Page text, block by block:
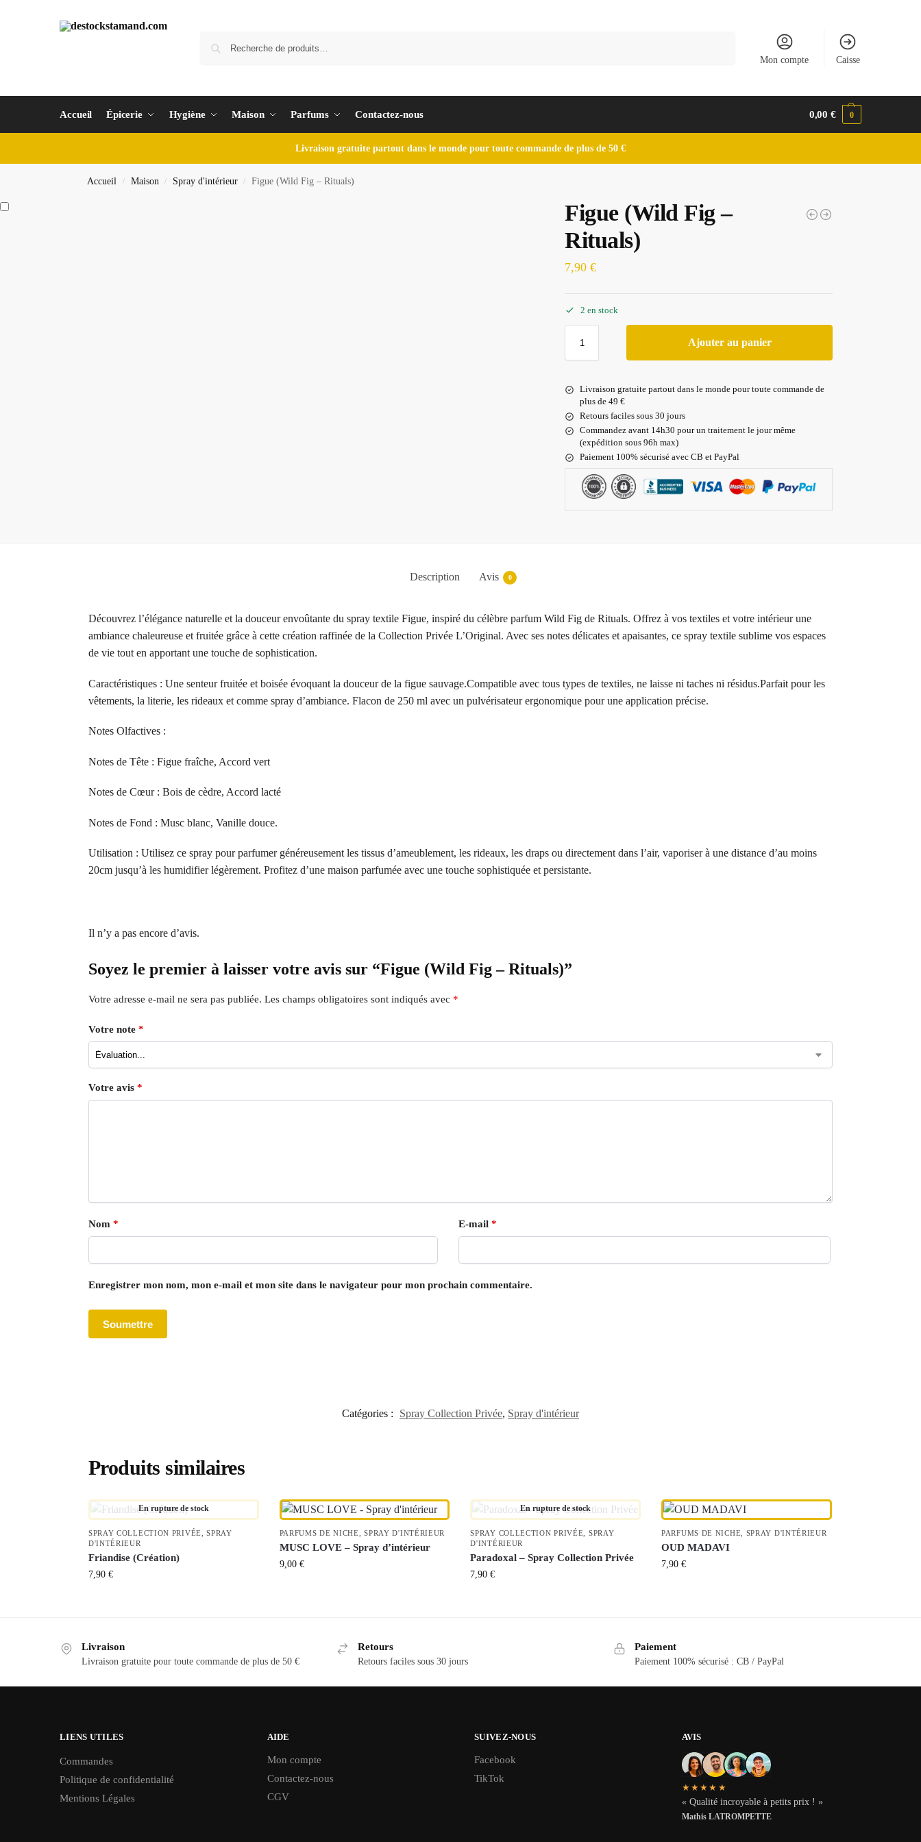
Mon compte Caisse
Accueil Épicerie Hygiène Maison Parfums Contactez-nous 0,00€ 0
Livraison gratuite partout dans le monde pour toute commande de plus de 50 €
Accueil / Maison / Spray d'intérieur / Figue (Wild Fig – Rituals)
Figue (Wild Fig –
Rituals)
7,90€
2 en stock
Ajouter au panier
Livraison gratuite partout dans le monde pour toute commande de
plus de 49 €
Retours faciles sous 30 jours
Commandez avant 14h30 pour un traitement le jour même
(expédition sous 96h max)
Paiement 100% sécurisé avec CB et PayPal
Description Avis 0
Découvrez l’élégance naturelle et la douceur envoûtante du spray textile Figue, inspiré du célèbre parfum Wild Fig de Rituals. Offrez à vos textiles et votre intérieur une
ambiance chaleureuse et fruitée grâce à cette création raffinée de la Collection Privée L’Original. Avec ses notes délicates et apaisantes, ce spray textile sublime vos espaces
de vie tout en apportant une touche de sophistication.
Caractéristiques : Une senteur fruitée et boisée évoquant la douceur de la figue sauvage.Compatible avec tous types de textiles, ne laisse ni taches ni résidus.Parfait pour les
vêtements, la literie, les rideaux et comme spray d’ambiance. Flacon de 250 ml avec un pulvérisateur ergonomique pour une application précise.
Notes Olfactives :
Notes de Tête : Figue fraîche, Accord vert
Notes de Cœur : Bois de cèdre, Accord lacté
Notes de Fond : Musc blanc, Vanille douce.
Utilisation : Utilisez ce spray pour parfumer généreusement les tissus d’ameublement, les rideaux, les draps ou directement dans l’air, vaporiser à une distance d’au moins
20cm jusqu’à les humidifier légèrement. Profitez d’une maison parfumée avec une touche sophistiquée et persistante.
Il n’y a pas encore d’avis.
Soyez le premier à laisser votre avis sur “Figue (Wild Fig – Rituals)”
Votre adresse e-mail ne sera pas publiée. Les champs obligatoires sont indiqués avec *
Votre note *
Votre avis *
Nom * E-mail *
Enregistrer mon nom, mon e-mail et mon site dans le navigateur pour mon prochain commentaire.
Catégories : Spray Collection Privée, Spray d'intérieur
Produits similaires
En rupture de stock
SPRAY COLLECTION PRIVÉE ,SPRAY
D'INTÉRIEUR
Friandise (Création)
7,90 €
PARFUMS DE NICHE ,SPRAY D'INTÉRIEUR
MUSC LOVE – Spray d’intérieur
9,00 €
En rupture de stock
SPRAY COLLECTION PRIVÉE
SPRAY
D'INTÉRIEUR
Paradoxal – Spray Collection Privée
7,90€
PARFUMS DE NICHE SPRAY D'INTÉRIEUR
OUD MADAVI
7,90€
Livraison
Livraison gratuite pour toute commande de plus de 50 €
Retours
Retours faciles sous 30 jours
Paiement
Paiement 100% sécurisé : CB / PayPal
LIENS UTILES
Commandes
Politique de confidentialité
Mentions Légales
AIDE
Mon compte
Contactez-nous
CGV
SUIVEZ-NOUS
Facebook
TikTok
AVIS
★★★★★
« Qualité incroyable à petits prix ! »
Mathis LATROMPETTE